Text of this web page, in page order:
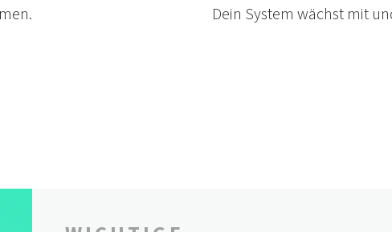
Dein System wächst mit